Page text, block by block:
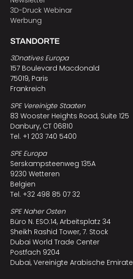
3D-Druck Webinar
Werbung
STANDORTE
3Dnatives Europa
157 Boulevard Macdonald
75019, Paris
Frankreich
SPE Vereinigte Staaten
83 Wooster Heights Road, Suite 125
Danbury, CT 06810
Tel. +1 203 740 5400
SPE Europa
Serskampsteenweg 135A
9230 Wetteren
Belgien
Tel. +32 498 85 07 32
SPE Naher Osten
Büro N. ESO:14, Arbeitsplatz 34
Sheikh Rashid Tower, 7. Stock
Dubai World Trade Center
Postfach 9204
Dubai, Vereinigte Arabische Emirate